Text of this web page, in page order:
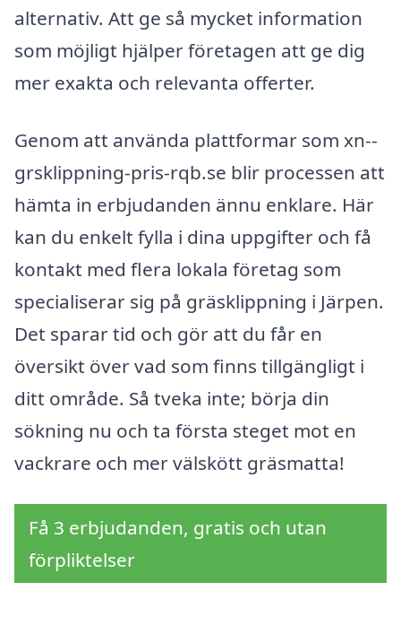
alternativ. Att ge så mycket information
som möjligt hjälper företagen att ge dig
mer exakta och relevanta offerter.
Genom att använda plattformar som xn--
grsklippning-pris-rqb.se blir processen att
hämta in erbjudanden ännu enklare. Här
kan du enkelt fylla i dina uppgifter och få
kontakt med flera lokala företag som
specialiserar sig på gräsklippning i Järpen.
Det sparar tid och gör att du får en
översikt över vad som finns tillgängligt i
ditt område. Så tveka inte; börja din
sökning nu och ta första steget mot en
vackrare och mer välskött gräsmatta!
Få 3 erbjudanden, gratis och utan
förpliktelser